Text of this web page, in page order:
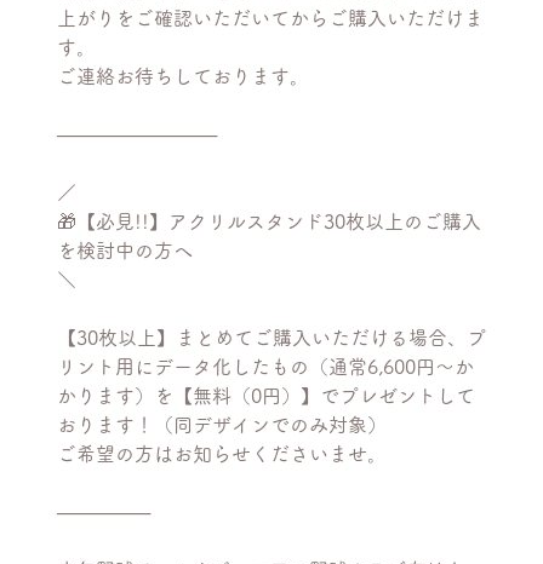
上がりをご確認いただいてからご購入いただけま
す。
ご連絡お待ちしております。
────────────
／
🎁【必見!!】アクリルスタンド30枚以上のご購入
を検討中の方へ
＼
【30枚以上】まとめてご購入いただける場合、プ
リント用にデータ化したもの（通常6,600円〜か
かります）を【無料（0円）】でプレゼントして
おります！（同デザインでのみ対象）
ご希望の方はお知らせくださいませ。
───────